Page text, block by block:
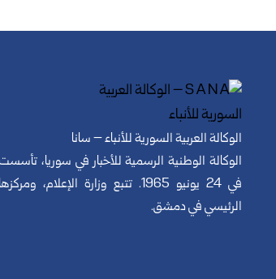
الوكالة العربية السورية للأنباء – سانا
الوكالة الوطنية الرسمية للأخبار في سوريا،
في 24 يونيو 1965. تتبع وزارة الإعلام، ومركزها
الرئيسي في دمشق.